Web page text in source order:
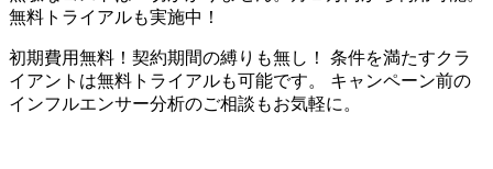
無料トライアルも実施中！
初期費用無料！契約期間の縛りも無し！ 条件を満たすクラ
イアントは無料トライアルも可能です。 キャンペーン前の
インフルエンサー分析のご相談もお気軽に。